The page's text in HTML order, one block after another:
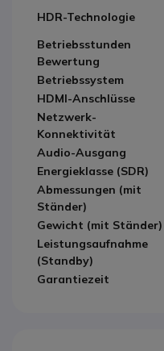
HDR-Technologie
Betriebsstunden
Bewertung
Betriebssystem
HDMI-Anschlüsse
Netzwerk-
Konnektivität
Audio-Ausgang
Energieklasse (SDR)
Abmessungen (mit
Ständer)
Gewicht (mit Ständer)
Leistungsaufnahme
(Standby)
Garantiezeit